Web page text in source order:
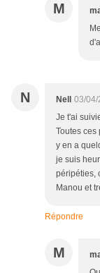
M
N Nell
03/04/
Je t'ai
Toutes ces
y en a
je suis
péripéties,
Manou et
Répondre
M